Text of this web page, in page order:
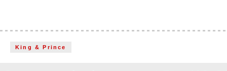
King & Prince